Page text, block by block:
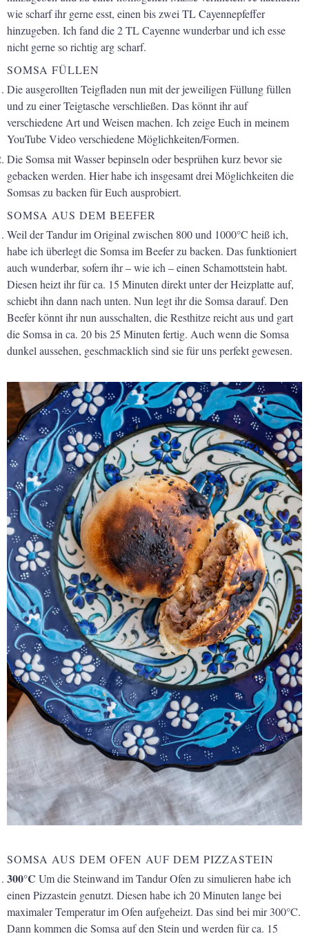
wie scharf ihr gerne esst, einen bis zwei TL Cayennepfeffer
hinzugeben. Ich fand die 2 TL Cayenne wunderbar und ich esse
nicht gerne so richtig arg scharf.
SOMSA FÜLLEN
Die ausgerollten Teigfladen nun mit der jeweiligen Füllung füllen
und zu einer Teigtasche verschließen. Das könnt ihr auf
verschiedene Art und Weisen machen. Ich zeige Euch in meinem
YouTube Video verschiedene Möglichkeiten/Formen.
Die Somsa mit Wasser bepinseln oder besprühen kurz bevor sie
gebacken werden. Hier habe ich insgesamt drei Möglichkeiten die
Somsas zu backen für Euch ausprobiert.
SOMSA AUS DEM BEEFER
Weil der Tandur im Original zwischen 800 und 1000°C heiß ich,
habe ich überlegt die Somsa im Beefer zu backen. Das funktioniert
auch wunderbar, sofern ihr – wie ich – einen Schamottstein habt.
Diesen heizt ihr für ca. 15 Minuten direkt unter der Heizplatte auf,
schiebt ihn dann nach unten. Nun legt ihr die Somsa darauf. Den
Beefer könnt ihr nun ausschalten, die Resthitze reicht aus und gart
die Somsa in ca. 20 bis 25 Minuten fertig. Auch wenn die Somsa
dunkel aussehen, geschmacklich sind sie für uns perfekt gewesen.
SOMSA AUS DEM OFEN AUF DEM PIZZASTEIN
300°C Um die Steinwand im Tandur Ofen zu simulieren habe ich
einen Pizzastein genutzt. Diesen habe ich 20 Minuten lange bei
maximaler Temperatur im Ofen aufgeheizt. Das sind bei mir 300°C.
Dann kommen die Somsa auf den Stein und werden für ca. 15